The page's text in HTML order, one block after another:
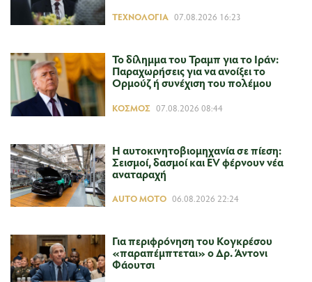
ΤΕΧΝΟΛΟΓΊΑ 07.08.2026 16:23
Το δίλημμα του Τραμπ για το Ιράν:
Παραχωρήσεις για να ανοίξει το
Ορμούζ ή συνέχιση του πολέμου
ΚΌΣΜΟΣ 07.08.2026 08:44
Η αυτοκινητοβιομηχανία σε πίεση:
Σεισμοί, δασμοί και EV φέρνουν νέα
αναταραχή
AUTO MOTO 06.08.2026 22:24
Για περιφρόνηση του Κογκρέσου
«παραπέμπτεται» ο Δρ. Άντονι
Φάουτσι